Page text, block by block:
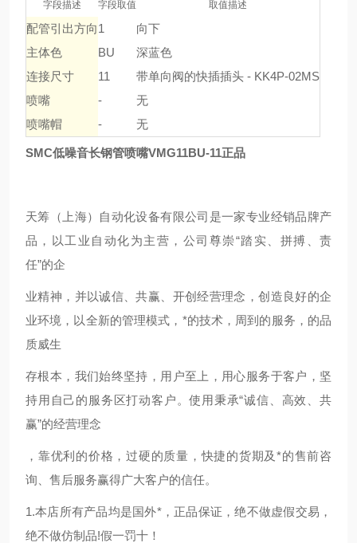
字段描述 字段取值 取值描述
配管引出方向1
向下
主体色
BU
深蓝色
连接尺寸
11
带单向阀的快插插头 - KK4P-02MS
喷嘴
-
无
喷嘴帽
- 无
SMC低噪音长钢管喷嘴VMG11BU-11正品
天筹（上海）自动化设备有限公司是一家专业经销品牌产
品，以工业自动化为主营，公司尊崇“踏实、拼搏、责
任”的企
业精神，并以诚信、共赢、开创经营理念，创造良好的企
业环境，以全新的管理模式，*的技术，周到的服务，的品
质威生
存根本，我们始终坚持，用户至上，用心服务于客户，坚
持用自己的服务区打动客户。使用秉承“诚信、高效、共
赢”的经营理念
，靠优利的价格，过硬的质量，快捷的货期及*的售前咨
询、售后服务赢得广大客户的信任。
1.本店所有产品均是国外*，正品保证，绝不做虚假交易，
绝不做仿制品!假一罚十！